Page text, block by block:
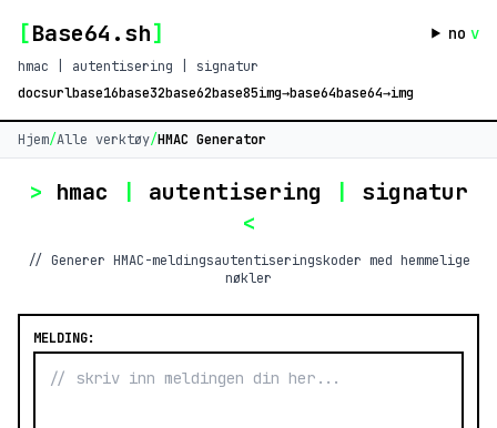
[Base64.sh] no v
hmac | autentisering | signatur
docsurlbase16base32base62base85img→base64base64→img
Hjem/Alle verktøy/HMAC Generator
> hmac | autentisering |
signatur
<
// Generer HMAC-meldingsautentiseringskoder med hemmelige
nøkler
MELDING: